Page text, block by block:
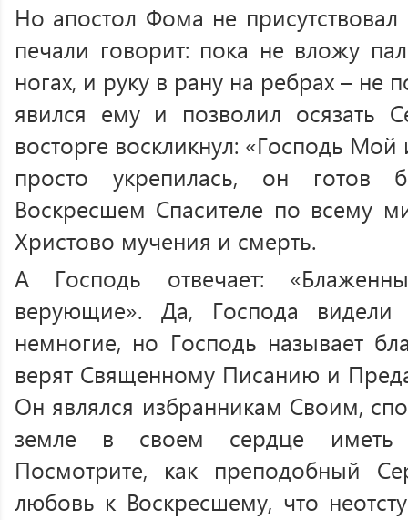
Но апостол Фома не
печали говорит: пока не вложу
ногах, и руку в рану на ребрах – не
явился ему и позволил осязать
восторге воскликнул: «Господь
просто укрепилась, он готов
Воскресшем Спасителе по всему
Христово мучения и смерть.
А Господь отвечает:
верующие». Да, Господа видели
немногие, но Господь называет
верят Священному Писанию и
Он являлся избранникам Своим,
земле в своем сердце иметь
Посмотрите, как преподобный
любовь к Воскресшему, что